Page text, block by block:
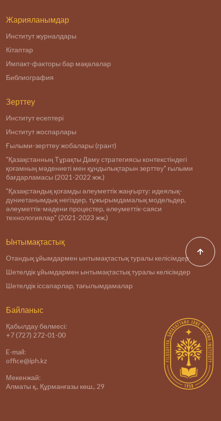
Жарияланымдар
Институт журналдары
Кітаптар
Импакт-факторы бар мақалалар
Библиография
Зерттеу
Институт есептері
Институт жоспарлары
Ғылыми-зерттеу жобалары (грант)
"Қазақстанның Тұрақты Даму стратегиясы контекстіндегі
қоғамның мәдениеті мен құндылықтарын зерттеу" ғылыми
бағдарламасы (2021-2022 жж.)
"Қазақстандық қоғамды әлеуметтік жаңғырту: идеялық-
дүниетанымдық негіздер, тұжырымдамалық модельдер,
әлеуметтік-мәдени процестер, әлеуметтік-саяси
технологиялар" (2021-2023 жж.)
Ынтымақтастық
Отандық ұйымдармен ынтымақтастық туралы келісімдер
Шетелдік ұйымдармен ынтымақтастық туралы келісімдер
Шетелдік іссапарлар, тағылымдамалар
Байланыс
Қабылдау бөлмесі:
+7 (727) 272-01-00
E-mail:
office@iph.kz
Мекенжай:
Алматы қ., Құрманғазы көш., 29